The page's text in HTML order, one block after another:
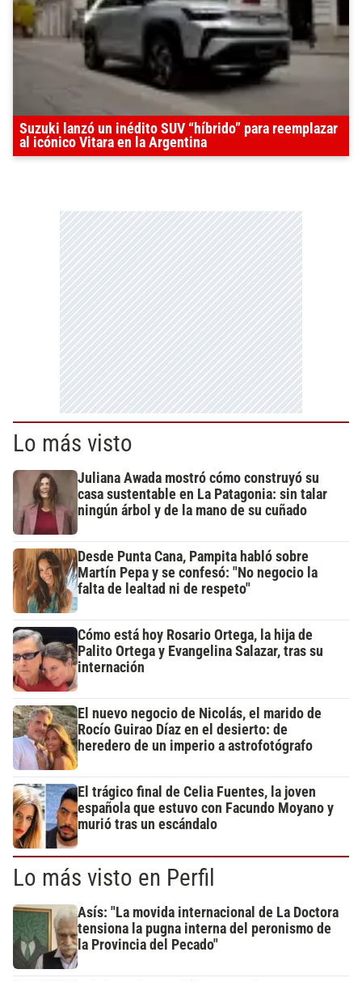
Suzuki lanzó un inédito SUV “híbrido” para reemplazar
al icónico Vitara en la Argentina
Lo más visto
Juliana Awada mostró cómo construyó su
casa sustentable en La Patagonia: sin talar
ningún árbol y de la mano de su cuñado
Desde Punta Cana, Pampita habló sobre
Martín Pepa y se confesó: "No negocio la
falta de lealtad ni de respeto"
Cómo está hoy Rosario Ortega, la hija de
Palito Ortega y Evangelina Salazar, tras su
internación
El nuevo negocio de Nicolás, el marido de
Rocío Guirao Díaz en el desierto: de
heredero de un imperio a astrofotógrafo
El trágico final de Celia Fuentes, la joven
española que estuvo con Facundo Moyano y
murió tras un escándalo
Lo más visto en Perfil
Asís: "La movida internacional de La Doctora
tensiona la pugna interna del peronismo de
la Provincia del Pecado"